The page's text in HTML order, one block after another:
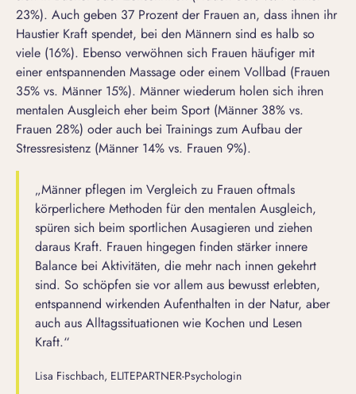
23%). Auch geben 37 Prozent der Frauen an, dass ihnen ihr
Haustier Kraft spendet, bei den Männern sind es halb so
viele (16%). Ebenso verwöhnen sich Frauen häufiger mit
einer entspannenden Massage oder einem Vollbad (Frauen
35% vs. Männer 15%). Männer wiederum holen sich ihren
mentalen Ausgleich eher beim Sport (Männer 38% vs.
Frauen 28%) oder auch bei Trainings zum Aufbau der
Stressresistenz (Männer 14% vs. Frauen 9%).
„Männer pflegen im Vergleich zu Frauen oftmals
körperlichere Methoden für den mentalen Ausgleich,
spüren sich beim sportlichen Ausagieren und ziehen
daraus Kraft. Frauen hingegen finden stärker innere
Balance bei Aktivitäten, die mehr nach innen gekehrt
sind. So schöpfen sie vor allem aus bewusst erlebten,
entspannend wirkenden Aufenthalten in der Natur, aber
auch aus Alltagssituationen wie Kochen und Lesen
Kraft.“
Lisa Fischbach, ELITEPARTNER-Psychologin